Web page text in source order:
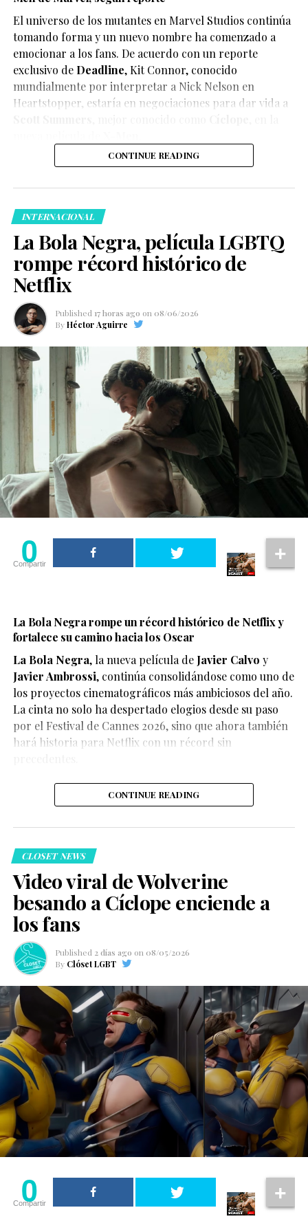
El universo de los mutantes en Marvel Studios continúa
tomando forma y un nuevo nombre ha comenzado a
emocionar a los fans. De acuerdo con un reporte
exclusivo de Deadline,Kit Connor, conocido
mundialmente por interpretar a Nick Nelson en
Heartstopper, estaría en negociaciones para dar vida a
Según el medio estadounidense, Marvel Studios realizó
para interpretar al líder de los mutantes en el esperado
reinicio de la franquicia.
Hasta el momento, Marvel Studios no ha confirmado
oficialmente el casting, por lo que la información
debe considerarse un reporte y no un anuncio
oficial.
El líder de los X-Men
Cíclope, cuyo nombre real es Scott Summers, es uno de
los personajes más importantes de los X-Men. Creado
porStan Lee y Jack Kirby, apareció por primera vez en
1963 y desde entonces ha sido reconocido como el líder
del equipo fundado por el Profesor X.
Su mutación le permite lanzar poderosos rayos ópticos
desde los ojos, razón por la que utiliza su icónica visera
de cuarzo rubí para controlar sus habilidades.
En el cine, el personaje ha sido interpretado por
James
Marsden
en la trilogía original de X-Men, porTim
y porTye Sheridan
CONTINUE READING
INTERNACIONAL
La Bola Negra, película LGBTQ
rompe récord histórico de
Netflix
Published 17 horas ago on 08/06/2026
By Héctor Aguirre
0
Compartir
La Bola Negra rompe un récord histórico de Netflix y
fortalece su camino hacia los Oscar
La Bola Negra, la nueva película de Javier Calvo y
Javier Ambrossi, continúa consolidándose como uno de
los proyectos cinematográficos más ambiciosos del año.
La cinta no solo ha despertado elogios desde su paso
por el Festival de Cannes 2026, sino que ahora también
hará historia para Netflix con un récord sin
CONTINUE READING
CLOSET NEWS
Video viral de Wolverine
besando a Cíclope enciende a
los fans
Published 2 días ago on 08/05/2026
By Clóset LGBT
0
Compartir